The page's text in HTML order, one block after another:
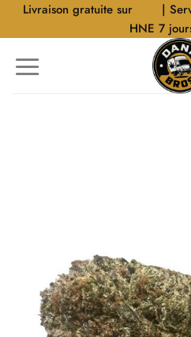
AllerLivraison gratuite sur
|
HNE 7